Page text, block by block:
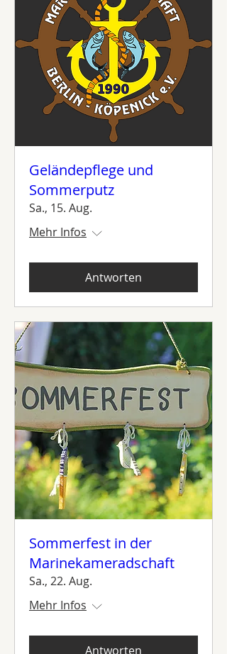
Geländepflege und
Sommerputz
Sa., 15. Aug.
Mehr Infos
Antworten
Sommerfest in der
Marinekameradschaft
Sa., 22. Aug.
Mehr Infos
Antworten